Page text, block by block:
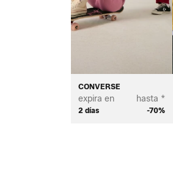
CONVERSE
expira en
2 días
hasta *
-70%